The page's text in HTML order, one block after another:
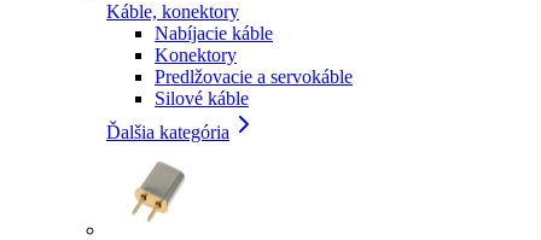
Káble, konektory
Nabíjacie káble
Konektory
Predlžovacie a servokáble
Silové káble
Ďalšia kategória